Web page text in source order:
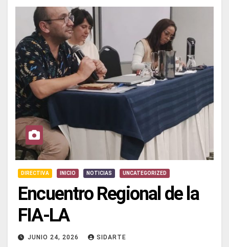
DIRECTIVA INICIO NOTICIAS UNCATEGORIZED
Encuentro Regional de la
FIA-LA
JUNIO 24, 2026 SIDARTE